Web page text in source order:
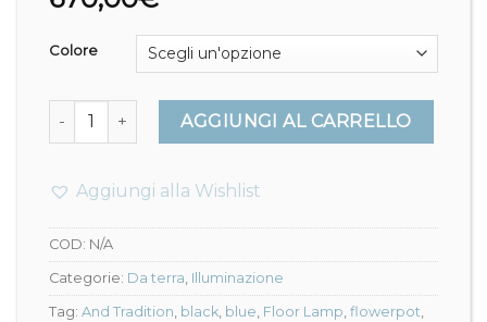
Colore
Flowerpot VP12 - And Tradition quantità
AGGIUNGI AL CARRELLO
Aggiungi alla Wishlist
COD: N/A
Categorie: Da terra Illuminazione
Tag: And Tradition black blue Floor Lamp flowerpot